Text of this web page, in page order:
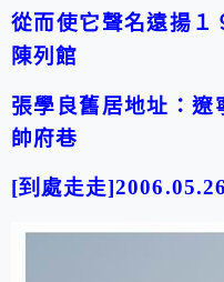
從而使它聲名遠揚 １
陳列館
張學良舊居地址：遼
帥府巷
[到處走走